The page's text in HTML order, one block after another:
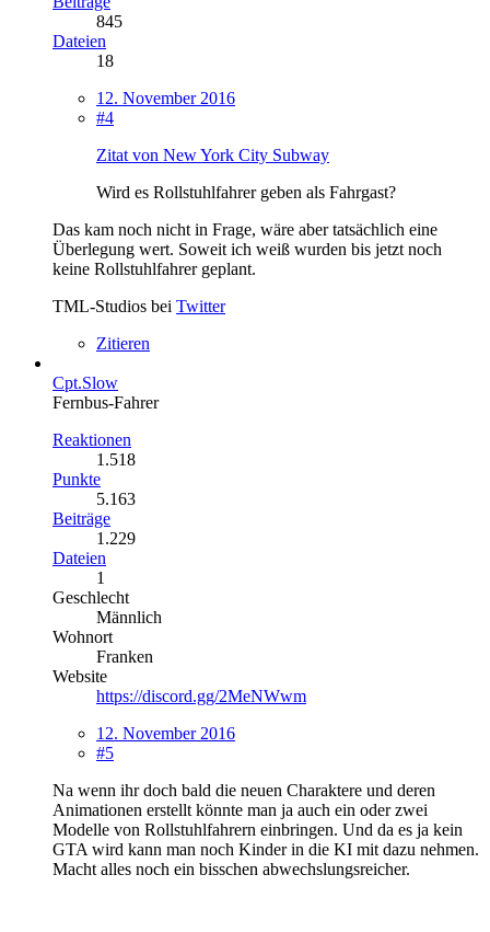
845
Dateien
18
12. November 2016
#4
Zitat von New York City Subway
Wird es Rollstuhlfahrer geben als Fahrgast?
Das kam noch nicht in Frage, wäre aber tatsächlich eine
Überlegung wert. Soweit ich weiß wurden bis jetzt noch
keine Rollstuhlfahrer geplant.
TML-Studios bei Twitter
Zitieren
Cpt.Slow
Fernbus-Fahrer
Reaktionen
1.518
Punkte
5.163
Beiträge
1.229
Dateien
1
Geschlecht
Männlich
Wohnort
Franken
Website
https://discord.gg/2MeNWwm
12. November 2016
#5
Na wenn ihr doch bald die neuen Charaktere und deren
Animationen erstellt könnte man ja auch ein oder zwei
Modelle von Rollstuhlfahrern einbringen. Und da es ja kein
GTA wird kann man noch Kinder in die KI mit dazu nehmen.
Macht alles noch ein bisschen abwechslungsreicher.